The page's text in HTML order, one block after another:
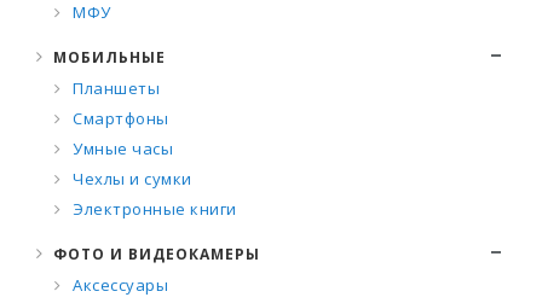
МФУ
МОБИЛЬНЫЕ
Планшеты
Смартфоны
Умные часы
Чехлы и сумки
Электронные книги
ФОТО И ВИДЕОКАМЕРЫ
Аксессуары